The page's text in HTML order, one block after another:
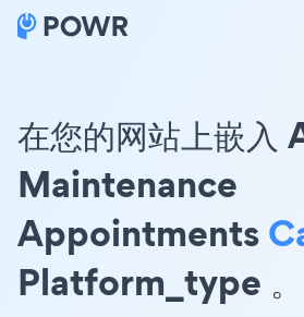
在您的网站上嵌入
Maintenance
Appointments
Platform_type 。